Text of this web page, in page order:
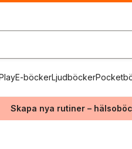
E-böckerLjudböcker
Skapa nya rutiner –